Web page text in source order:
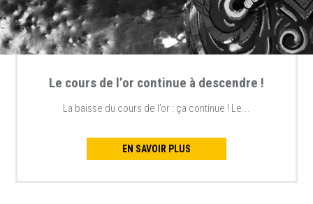
Le cours de l’or continue à descendre !
La baisse du cours de l’or : ça continue ! Le...
EN SAVOIR PLUS